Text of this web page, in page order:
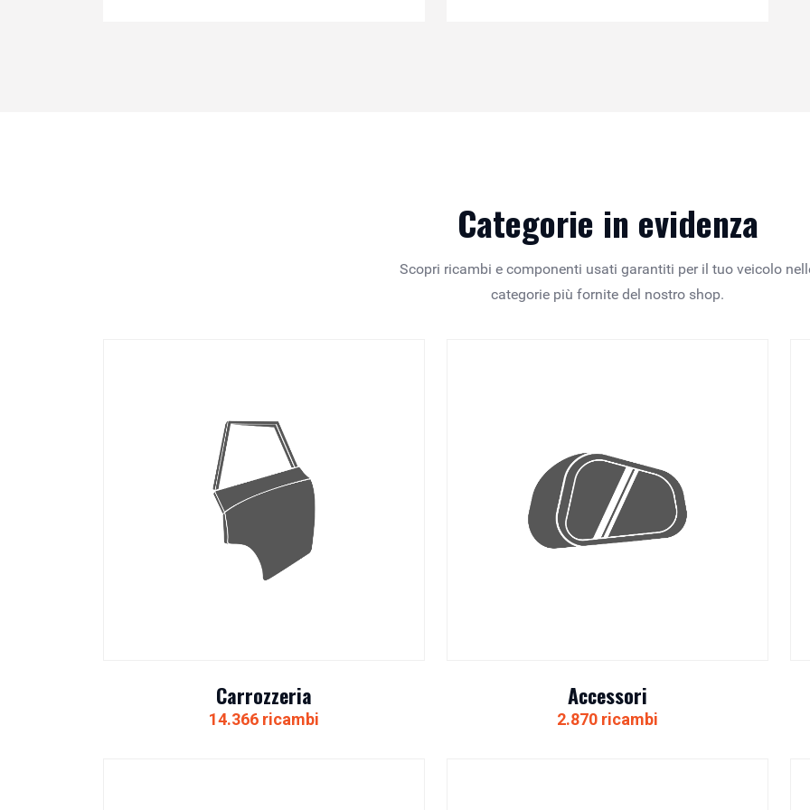
Categorie in evidenza
Scopri ricambi e componenti usati garantiti per il tuo veicolo
categorie più fornite del nostro shop.
Carrozzeria
14.366 ricambi
Accessori
2.870 ricambi